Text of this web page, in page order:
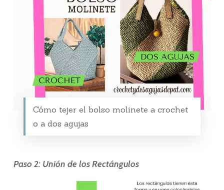
Cómo tejer el bolso molinete a crochet
o a dos agujas
Paso 2: Unión de los Rectángulos